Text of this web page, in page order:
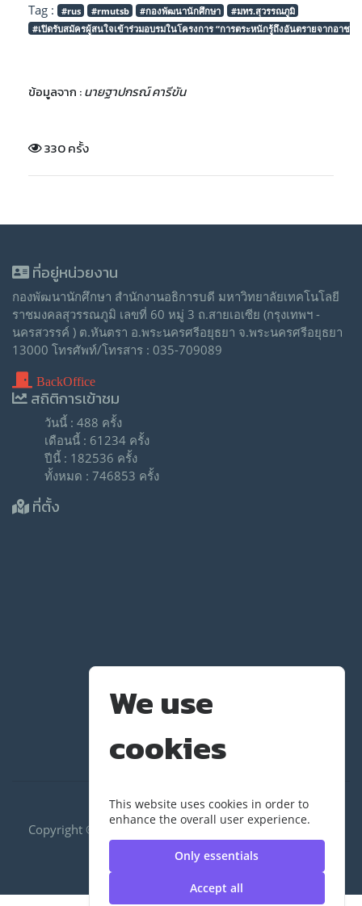
We use
cookies
This website uses cookies in order to
enhance the overall user experience.
Only essentials
Accept all
Tag : #rus #rmutsb #กองพัฒนานักศึกษา
#มทร.สุวรรณภูมิ
#เปิดรับสมัครผู้สนใจเข้าร่วมอบรมในโครงการ “การตระหนักรู้ถึงอันตรายจากอาชญ
ข้อมูลจาก :นายฐาปกรณ์ คารีขัน
330 ครั้ง
ที่อยู่หน่วยงาน
กองพัฒนานักศึกษา สำนักงานอธิการบดี มหาวิทยาลัยเทคโนโลยี
ราชมงคลสุวรรณภูมิ เลขที่ 60 หมู่ 3 ถ.สายเอเซีย (กรุงเทพฯ -
นครสวรรค์ ) ต.หันตรา อ.พระนครศรีอยุธยา จ.พระนครศรีอยุธยา
13000 โทรศัพท์/โทรสาร : 035-709089
BackOffice
สถิติการเข้าชม
วันนี้ : 488 ครั้ง
เดือนนี้ : 61234 ครั้ง
ปีนี้ : 182536 ครั้ง
ทั้งหมด : 746853 ครั้ง
ที่ตั้ง
Copyright ©2020 RUS|กองพัฒนานักศึกษา | มหาวิทยาลัย
เทคโนโลยีราชมงคลสุวรรณภูมิ